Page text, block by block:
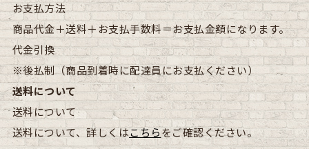
お支払方法
商品代金＋送料＋お支払手数料＝お支払金額になります。
代金引換
※後払制（商品到着時に配達員にお支払ください）
送料について
送料について
送料について、詳しくはこちらをご確認ください。